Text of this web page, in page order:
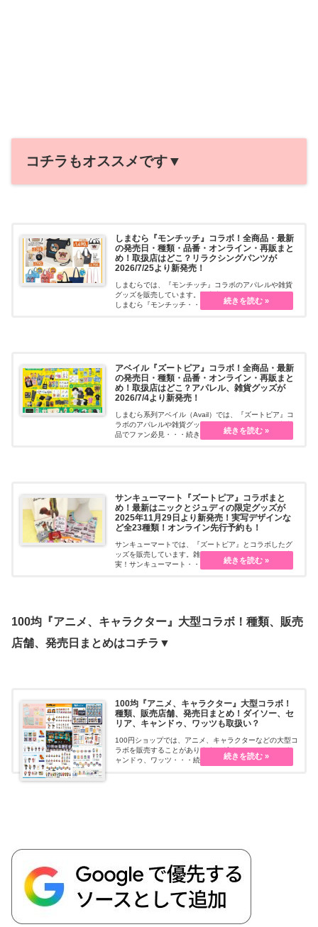
コチラもオススメです▼
しまむら『モンチッチ』コラボ！全商品・最新
の発売日・種類・品番・オンライン・再販まと
め！取扱店はどこ？リラクシングパンツが
2026/7/25より新発売！
しまむらでは、『モンチッチ』コラボのアパレルや雑貨
グッズを販売しています。限定商品でファン必見です。
しまむら『モンチッチ・・・続きを読む
アベイル『ズートピア』コラボ！全商品・最新
の発売日・種類・品番・オンライン・再販まと
め！取扱店はどこ？アパレル、雑貨グッズが
2026/7/4より新発売！
しまむら系列アベイル（Avail）では、『ズートピア』コ
ラボのアパレルや雑貨グッズを販売しています。限定商
品でファン必見・・・続きを読む
サンキューマート『ズートピア』コラボまと
め！最新はニックとジュディの限定グッズが
2025年11月29日より新発売！実写デザインな
ど全23種類！オンライン先行予約も！
サンキューマートでは、『ズートピア』とコラボしたグ
ッズを販売しています。雑貨やファッショングッズも充
実！サンキューマート・・・続きを読む
100均『アニメ、キャラクター』大型コラボ！種類、販売
店舗、発売日まとめはコチラ▼
100均『アニメ、キャラクター』大型コラボ！
種類、販売店舗、発売日まとめ！ダイソー、セ
リア、キャンドゥ、ワッツも取扱い？
100円ショップでは、アニメ、キャラクターなどの大型コ
ラボを販売することがあります。ダイソー、セリア、キ
ャンドゥ、ワッツ・・・続きを読む